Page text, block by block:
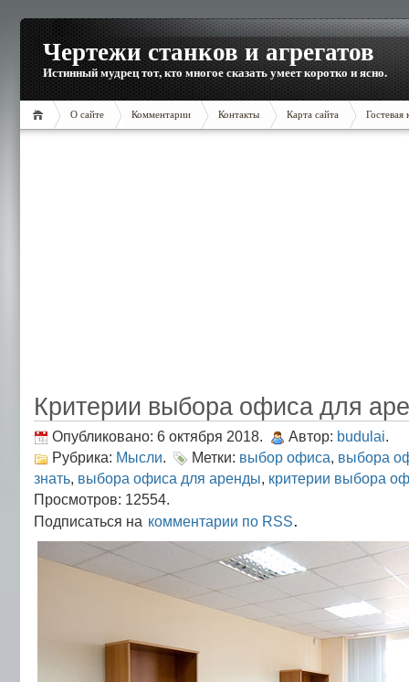
Чертежи станков и агрегатов
Истинный мудрец тот, кто многое сказать умеет коротко и ясно.
О сайте Комментарии Контакты Карта сайта Гостевая
Критерии выбора офиса для
Опубликовано: 6 октября 2018. Автор: budulai.
Рубрика: Мысли. Метки: выбор офиса, выбора
знать, выбора офиса для аренды, критерии выбора
Просмотров: 12554.
Подписаться на комментарии по RSS.